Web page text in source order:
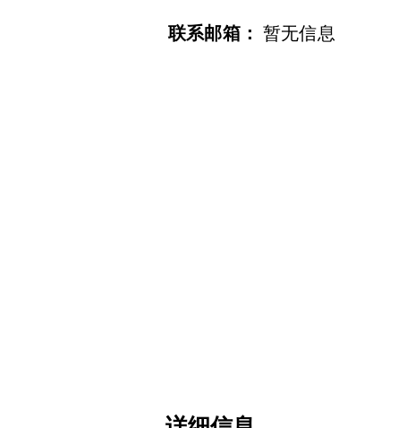
​联系邮箱： 暂无信息